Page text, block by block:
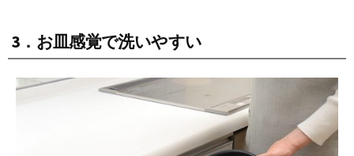
3．お皿感覚で洗いやすい